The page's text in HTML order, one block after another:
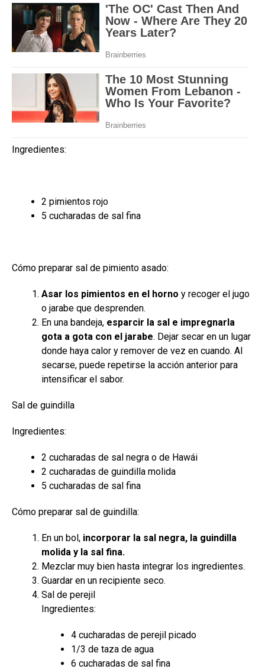
Ingredientes:
2 pimientos rojo
5 cucharadas de sal fina
Cómo preparar sal de pimiento asado:
Asar los pimientos en el horno y recoger el jugo
o jarabe que desprenden.
En una bandeja, esparcir la sal e impregnarla
gota a gota con el jarabe. Dejar secar en un lugar
donde haya calor y remover de vez en cuando. Al
secarse, puede repetirse la acción anterior para
intensificar el sabor.
Sal de guindilla
Ingredientes:
2 cucharadas de sal negra o de Hawái
2 cucharadas de guindilla molida
5 cucharadas de sal fina
Cómo preparar sal de guindilla:
En un bol, incorporar la sal negra, la guindilla
molida y la sal fina.
Mezclar muy bien hasta integrar los ingredientes.
Guardar en un recipiente seco.
Sal de perejil
Ingredientes:
4 cucharadas de perejil picado
1/3 de taza de agua
6 cucharadas de sal fina